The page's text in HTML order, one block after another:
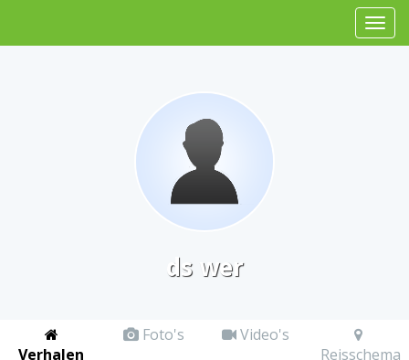
ds wer
Verhalen
Foto's
Video's
Reisschema